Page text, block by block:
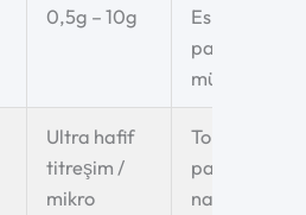
0,5g – 10g
Esrar
paketleri için
mükemmel
Ultra hafif
titreşim /
mikro
parçaların
nazikçe